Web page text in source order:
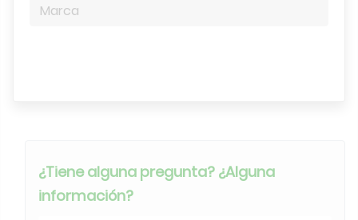
Marca
¿Tiene alguna pregunta? ¿Alguna
información?